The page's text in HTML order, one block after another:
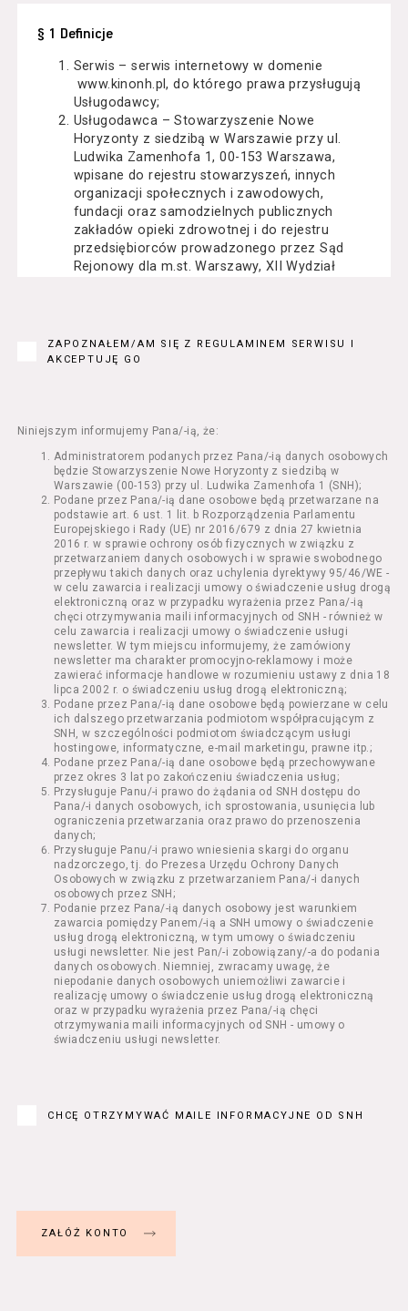
§ 1 Definicje
Serwis – serwis internetowy w domenie
www.kinonh.pl, do którego prawa przysługują
Usługodawcy;
Usługodawca – Stowarzyszenie Nowe
Horyzonty z siedzibą w Warszawie przy ul.
Ludwika Zamenhofa 1, 00-153 Warszawa,
wpisane do rejestru stowarzyszeń, innych
organizacji społecznych i zawodowych,
fundacji oraz samodzielnych publicznych
zakładów opieki zdrowotnej i do rejestru
przedsiębiorców prowadzonego przez Sąd
Rejonowy dla m.st. Warszawy, XII Wydział
Usługobiorca - osoba fizyczna, osoba prawna
lub jednostka organizacyjna nieposiadająca
Usługodawcę drogą elektroniczną z
wykorzystaniem Serwisu;
Seans – organizowany przez Usługodawcę
w Kinie Nowe Horyzonty we Wrocławiu (ul.
Kazimierza Wielkiego 19a-21) pokaz filmu nie
stanowiący części Wydarzenia;
Wydarzenie – organizowany przez
Usługodawcę w Kinie Nowe Horyzonty we
Wrocławiu (ul. Kazimierza Wielkiego 19a-21)
festiwal filmowy, przegląd filmowy, pokaz
specjalny, performance, opera, koncert lub
inna podobna impreza;
Kurs – zajęcia organizowane przez
Organizatora będące przedsięwzięciem o
charakterze edukacyjnym;
Bilety – dokumenty potwierdzające zawarcie
umowy z Usługodawcą i uprawniające do
wzięcia udziału w Seansie lub w części
określonego Wydarzenia;
Karnety – zestaw określonej liczby Biletów na
poszczególne części danego Wydarzenia lub
na całe Wydarzenie, przewidziany dla danego
Wydarzenia przez Usługodawcę;
Regulamin – niniejszy regulamin.
§ 2 Postanowienia ogólne
Regulamin określa zasady:
świadczenia Usługobiorcom Usług przez
Usługodawcę, z zastrzeżeniem usług, o
których mowa w ust. 2 pkt 4 i 5 poniżej,
których zasady świadczenia w zakresie
nieuregulowanym w Regulaminie precyzują
odrębne regulaminy,
przetwarzania przez Usługodawcę danych
następujące Usługi:
nabycia Biletów i Karnetów oraz
ZAPOZNAŁEM/AM SIĘ Z REGULAMINEM SERWISU I
AKCEPTUJĘ GO
Niniejszym informujemy Pana/-ią, że:
Administratorem podanych przez Pana/-ią danych osobowych
będzie Stowarzyszenie Nowe Horyzonty z siedzibą w
Warszawie (00-153) przy ul. Ludwika Zamenhofa 1 (SNH);
Podane przez Pana/-ią dane osobowe będą przetwarzane na
podstawie art. 6 ust. 1 lit. b Rozporządzenia Parlamentu
Europejskiego i Rady (UE) nr 2016/679 z dnia 27 kwietnia
2016 r. w sprawie ochrony osób fizycznych w związku z
przetwarzaniem danych osobowych i w sprawie swobodnego
przepływu takich danych oraz uchylenia dyrektywy 95/46/WE -
w celu zawarcia i realizacji umowy o świadczenie usług drogą
elektroniczną oraz w przypadku wyrażenia przez Pana/-ią
chęci otrzymywania maili informacyjnych od SNH - również w
celu zawarcia i realizacji umowy o świadczenie usługi
newsletter. W tym miejscu informujemy, że zamówiony
newsletter ma charakter promocyjno-reklamowy i może
zawierać informacje handlowe w rozumieniu ustawy z dnia 18
lipca 2002 r. o świadczeniu usług drogą elektroniczną;
Podane przez Pana/-ią dane osobowe będą powierzane w celu
ich dalszego przetwarzania podmiotom współpracującym z
SNH, w szczególności podmiotom świadczącym usługi
hostingowe, informatyczne, e-mail marketingu, prawne itp.;
Podane przez Pana/-ią dane osobowe będą przechowywane
przez okres 3 lat po zakończeniu świadczenia usług;
Przysługuje Panu/-i prawo do żądania od SNH dostępu do
Pana/-i danych osobowych, ich sprostowania, usunięcia lub
ograniczenia przetwarzania oraz prawo do przenoszenia
danych;
Przysługuje Panu/-i prawo wniesienia skargi do organu
nadzorczego, tj. do Prezesa Urzędu Ochrony Danych
Osobowych w związku z przetwarzaniem Pana/-i danych
osobowych przez SNH;
Podanie przez Pana/-ią danych osobowy jest warunkiem
zawarcia pomiędzy Panem/-ią a SNH umowy o świadczenie
usług drogą elektroniczną, w tym umowy o świadczeniu
usługi newsletter. Nie jest Pan/-i zobowiązany/-a do podania
danych osobowych. Niemniej, zwracamy uwagę, że
niepodanie danych osobowych uniemożliwi zawarcie i
realizację umowy o świadczenie usług drogą elektroniczną
oraz w przypadku wyrażenia przez Pana/-ią chęci
otrzymywania maili informacyjnych od SNH - umowy o
świadczeniu usługi newsletter.
CHCĘ OTRZYMYWAĆ MAILE INFORMACYJNE OD SNH